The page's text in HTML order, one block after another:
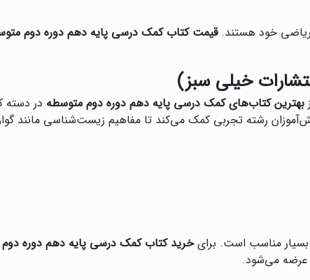
ریاضی خود هستند.قیمت کتاب کمک درسی پایه دهم دوره دوم
خیلی سبز)
بهترین کتاب‌های کمک درسی پایه دهم دوره دوم متوسطه در دسته
رشته تجربی کمک می‌کند تا مفاهیم زیست‌شناسی مانند
بسیار مناسب است. برایخرید کتاب کمک درسی پایه دهم دوره
عرضه می‌شود.